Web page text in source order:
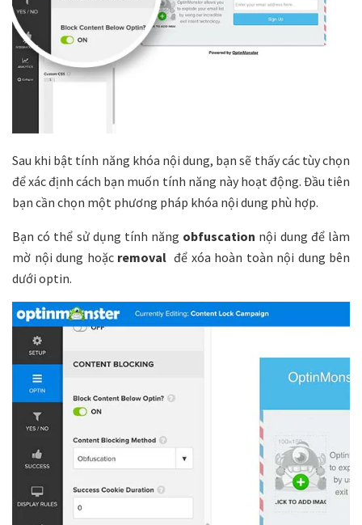
Sau khi bật tính năng khóa nội dung, bạn sẽ thấy các tùy chọn
để xác định cách bạn muốn tính năng này hoạt động. Đầu tiên
bạn cần chọn một phương pháp khóa nội dung phù hợp.
Bạn có thể sử dụng tính năng obfuscation nội dung để làm
mờ nội dung hoặc removal để xóa hoàn toàn nội dung bên
dưới optin.